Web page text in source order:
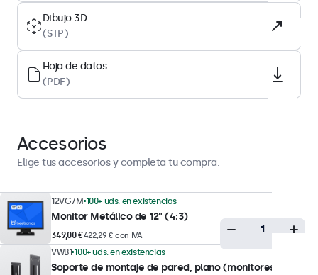
IPS-LCD
Luz de fondo
LED
Superficie
Revestimiento duro antideslumbrante (3H)
Horizontal, vertical, boca arriba
Brillo máximo
350 nits (típico)
Brillo mínimo
1 nit
Dibujo 3D
(STP)
Hoja de datos
(PDF)
Accesorios
Elige tus accesorios y completa tu compra.
12VG7M 100+ uds. en existencias
Monitor Metálico de 12" (4:3)
349,00 €422,29 € con IVA
VWB1 100+ uds. en existencias
Soporte de montaje de pared, plano (monitores